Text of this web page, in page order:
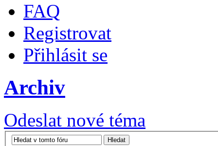
FAQ
Registrovat
Přihlásit se
Archiv
Odeslat nové téma